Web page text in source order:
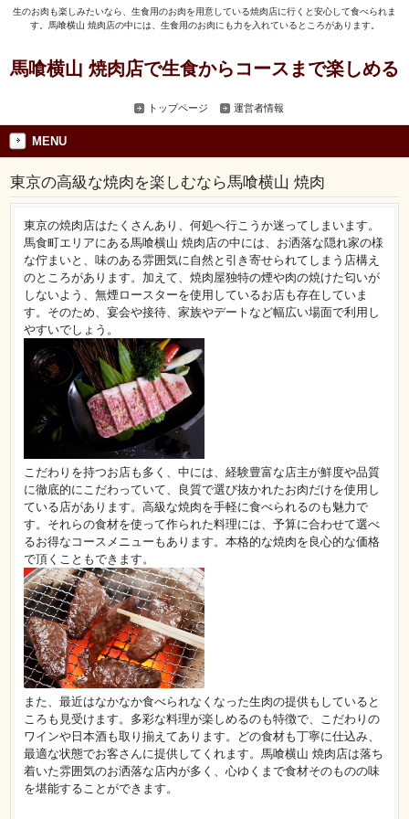
生のお肉も楽しみたいなら、生食用のお肉を用意している焼肉店に行くと安心して食べられま
す。馬喰横山 焼肉店の中には、生食用のお肉にも力を入れているところがあります。
馬喰横山 焼肉店で生食からコースまで楽しめる
トップページ 運営者情報
MENU
東京の高級な焼肉を楽しむなら馬喰横山 焼肉
東京の焼肉店はたくさんあり、何処へ行こうか迷ってしまいます。
馬食町エリアにある馬喰横山 焼肉店の中には、お洒落な隠れ家の様
な佇まいと、味のある雰囲気に自然と引き寄せられてしまう店構え
のところがあります。加えて、焼肉屋独特の煙や肉の焼けた匂いが
しないよう、無煙ロースターを使用しているお店も存在していま
す。そのため、宴会や接待、家族やデートなど幅広い場面で利用し
やすいでしょう。
こだわりを持つお店も多く、中には、経験豊富な店主が鮮度や品質
に徹底的にこだわっていて、良質で選び抜かれたお肉だけを使用し
ている店があります。高級な焼肉を手軽に食べられるのも魅力で
す。それらの食材を使って作られた料理には、予算に合わせて選べ
るお得なコースメニューもあります。本格的な焼肉を良心的な価格
で頂くこともできます。
また、最近はなかなか食べられなくなった生肉の提供もしていると
ころも見受けます。多彩な料理が楽しめるのも特徴で、こだわりの
ワインや日本酒も取り揃えてあります。どの食材も丁寧に仕込み、
最適な状態でお客さんに提供してくれます。馬喰横山 焼肉店は落ち
着いた雰囲気のお洒落な店内が多く、心ゆくまで食材そのものの味
を堪能することができます。